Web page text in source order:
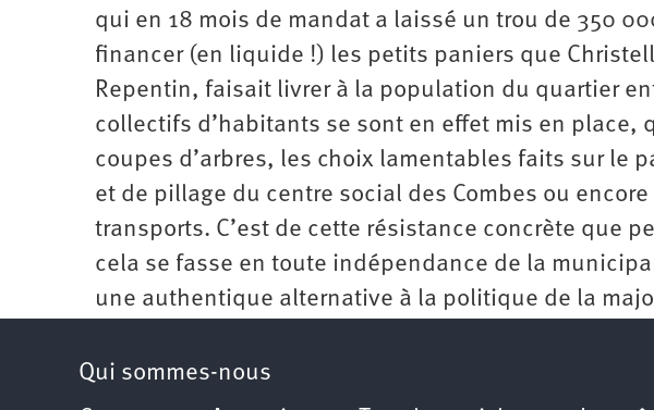
qui en 18 mois de mandat a laissé un trou de 350
financer (en liquide !) les petits paniers que
Repentin, faisait livrer à la population du quartier
collectifs d’habitants se sont en effet mis en place,
coupes d’arbres, les choix lamentables faits sur le
et de pillage du centre social des Combes ou
transports. C’est de cette résistance concrète que
cela se fasse en toute indépendance de la
une authentique alternative à la politique de la
Qui sommes-nous